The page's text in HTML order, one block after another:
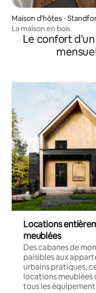
Maison d'hôtes ⋅
La maison en bois
Le confort
Locations
meublées
Des cabanes de
paisibles aux
urbains pratiques,
locations meublées
tous les